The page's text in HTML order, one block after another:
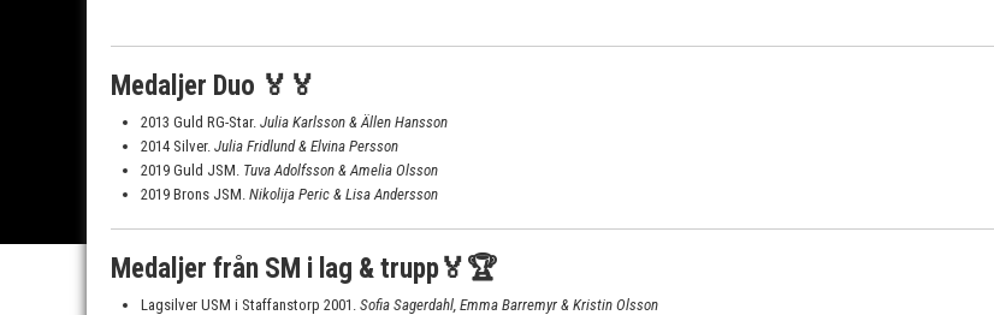
Medaljer Duo 🏅🏅
2013 Guld RG-Star. Julia Karlsson & Ällen Hansson
2014 Silver. Julia Fridlund & Elvina Persson
2019 Guld JSM. Tuva Adolfsson & Amelia Olsson
2019 Brons JSM. Nikolija Peric & Lisa Andersson
Medaljer från SM i lag & trupp🏅🏆
Lagsilver USM i Staffanstorp 2001. Sofia Sagerdahl, Emma Barremyr & Kristin Olsson